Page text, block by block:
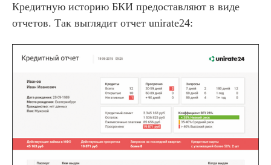
Кредитную историю БКИ предоставляют в виде
отчетов. Так выглядит отчет unirate24: